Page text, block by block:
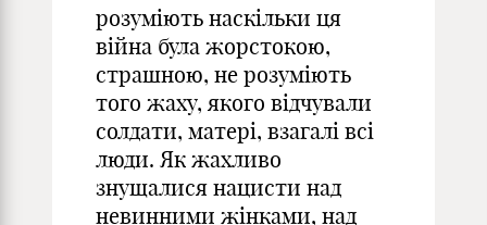
розуміють наскільки ця
війна була жорстокою,
страшною, не розуміють
того жаху, якого відчували
солдати, матері, взагалі всі
люди. Як жахливо
знущалися нацисти над
невинними жінками, над